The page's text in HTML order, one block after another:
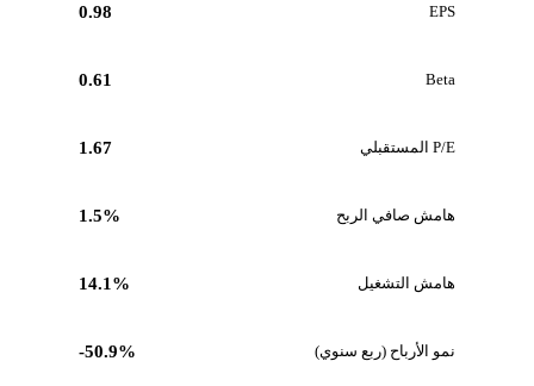
EPS
0.98
Beta
0.61
P/E المستقبلي 1.67
هامش صافي الربح 1.5%
هامش التشغيل 14.1%
نمو الأرباح (ربع سنوي) -50.9%